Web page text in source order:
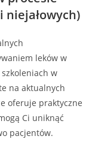
niejałowych)
leków w
w
na aktualnych
oferuje praktyczne
Ci uniknąć
pacjentów.